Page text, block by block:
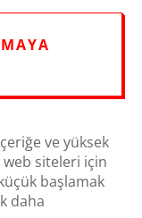
ve yüksek
siteleri için
başlamak
daha